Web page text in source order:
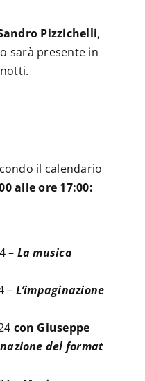
Pizzichelli,
sarà presente in
il calendario
alle ore 17:00:
– La musica
– L’impaginazione
con Giuseppe
del format